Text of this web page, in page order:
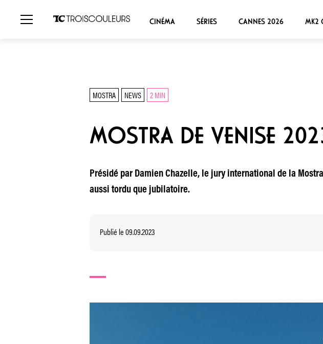
CINÉMA SÉRIES CANNES 2026 MK2
MOSTRA NEWS 2 MIN
MOSTRA DE VENISE
Présidé par Damien Chazelle, le jury international de la
aussi tordu que jubilatoire.
Publié le 09.09.2023